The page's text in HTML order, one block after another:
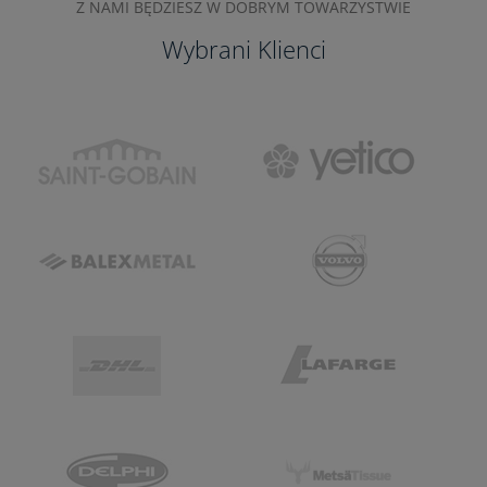
Z NAMI BĘDZIESZ W DOBRYM TOWARZYSTWIE
Wybrani Klienci